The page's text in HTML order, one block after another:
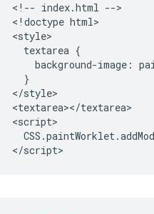
<!-- index.html -->
<!doctype html>
<style>
  textarea {
background-image:
  }
</style>
<textarea></textarea>
<script>